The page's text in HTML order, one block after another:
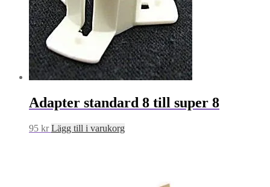
Adapter standard 8 till super 8
95 kr Lägg till i varukorg